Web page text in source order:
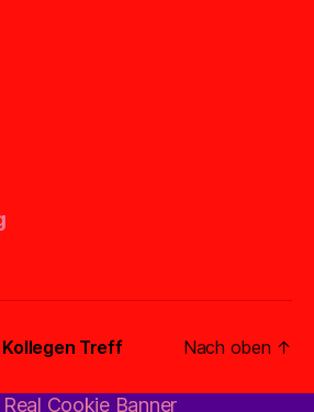
Treff Nach oben ↑
Cookie Banner